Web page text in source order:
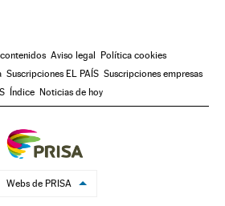
Aviso legal Política cookies
Suscripciones EL PAÍS Suscripciones empresas
Índice Noticias de hoy
Webs de PRISA